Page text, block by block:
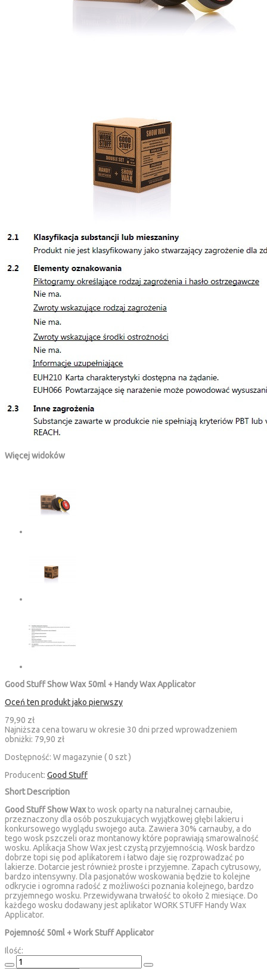
Więcej widoków
Good Stuff Show Wax 50ml + Handy Wax Applicator
Oceń ten produkt jako pierwszy
79,90 zł
Najniższa cena towaru w okresie 30 dni przed wprowadzeniem
obniżki: 79,90 zł
Dostępność: W magazynie ( 0 szt )
Producent: Good Stuff
Short Description
Good Stuff Show Waxto wosk oparty na naturalnej carnaubie,
przeznaczony dla osób poszukujacych wyjątkowej głębi lakieru i
konkursowego wyglądu swojego auta. Zawiera 30% carnauby, a do
tego wosk pszczeli oraz montanowy które poprawiają smarowalność
wosku. Aplikacja Show Wax jest czystą przyjemnością. Wosk bardzo
dobrze topi się pod aplikatorem i łatwo daje się rozprowadzać po
lakierze. Dotarcie jest również proste i przyjemne. Zapach cytrusowy,
bardzo intensywny. Dla pasjonatów woskowania będzie to kolejne
odkrycie i ogromna radość z możliwości poznania kolejnego, bardzo
przyjemnego wosku. Przewidywana trwałość to około 2 miesiące. Do
każdego wosku dodawany jest aplikator WORK STUFF Handy Wax
Applicator.
Pojemność 50ml + Work Stuff Applicator
Ilość: